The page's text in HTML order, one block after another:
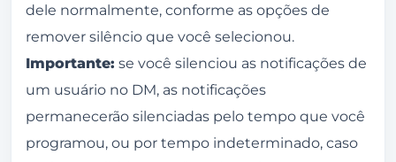
dele normalmente, conforme as opções de
remover silêncio que você selecionou.
Importante: se você silenciou as notificações de
um usuário no DM, as notificações
permanecerão silenciadas pelo tempo que você
programou, ou por tempo indeterminado, caso